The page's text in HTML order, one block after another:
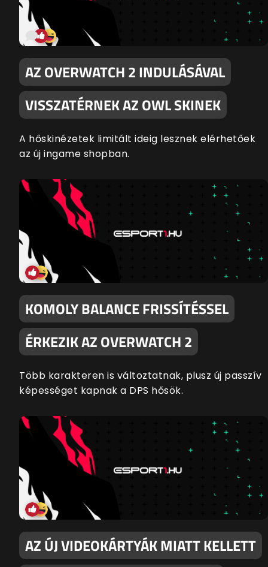
AZ OVERWATCH 2 INDULÁSÁVAL
VISSZATÉRNEK AZ OWL SKINEK
A hőskinézetek limitált ideig lesznek elérhetőek
az új ingame shopban.
KOMOLY BALANCE FRISSÍTÉSSEL
ÉRKEZIK AZ OVERWATCH 2
Több karakteren is változtatnak, plusz új passzív
képességet kapnak a DPS hősök.
AZ ÚJ VIDEOKÁRTYÁK MIATT KELLETT